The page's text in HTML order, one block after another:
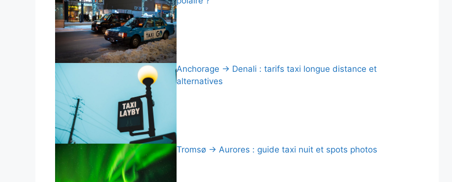
Anchorage → Denali : tarifs taxi longue distance et
alternatives
Tromsø → Aurores : guide taxi nuit et spots photos